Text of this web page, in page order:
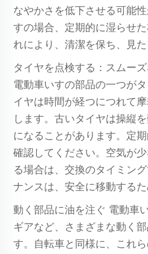
なやかさを低下させる可能
すの場合、定期的に湿らせ
れにより、清潔を保ち、見た
タイヤを点検する：スムー
電動車いすの部品の一つが
イヤは時間が経つにつれて
します。古いタイヤは操縦
になることがあります。定
確認してください。空気が
る場合は、交換のタイミン
ナンスは、安全に移動するた
動く部品に油を注ぐ 電動車
ギアなど、さまざまな動く
す。自転車と同様に、これ